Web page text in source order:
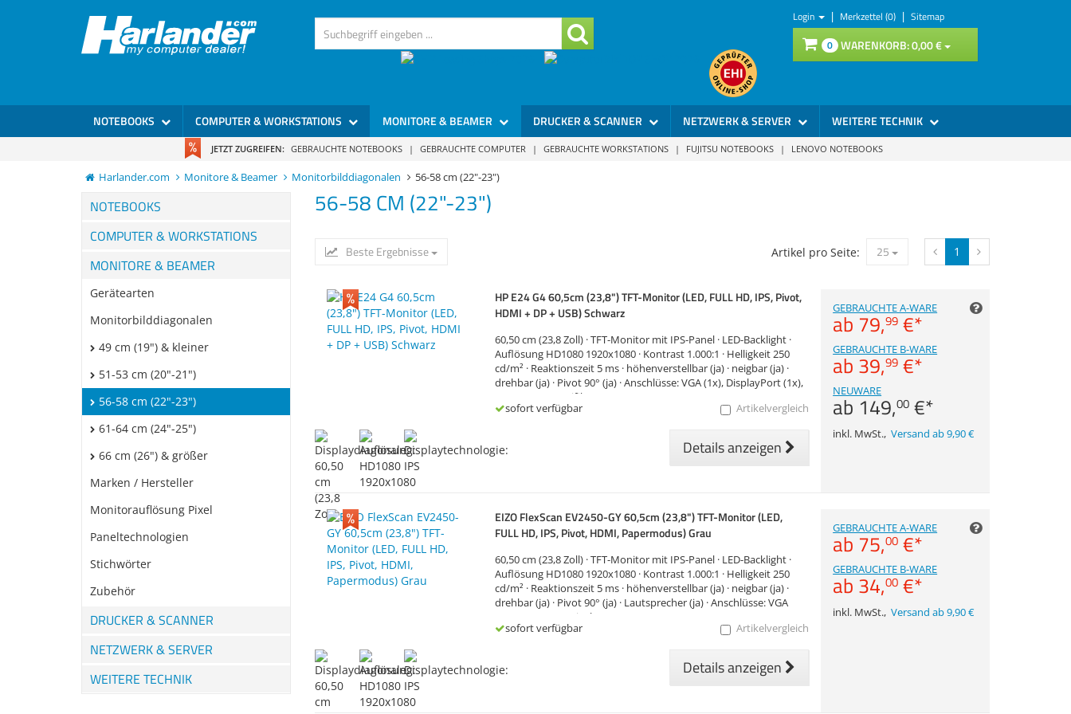
Login | Merkzettel (0) | Sitemap
0 WARENKORB:0,00€
NOTEBOOKS COMPUTER & WORKSTATIONS MONITORE & BEAMER DRUCKER & SCANNER NETZWERK & SERVER WEITERE TECHNIK
JETZT ZUGREIFEN: GEBRAUCHTE NOTEBOOKS | GEBRAUCHTE COMPUTER | GEBRAUCHTE WORKSTATIONS | FUJITSU NOTEBOOKS | LENOVO NOTEBOOKS
Harlander.com Monitore & Beamer Monitorbilddiagonalen 56-58 cm (22"-23")
NOTEBOOKS
COMPUTER & WORKSTATIONS
MONITORE & BEAMER
Gerätearten
Monitorbilddiagonalen
49 cm (19") & kleiner
51-53 cm (20"-21")
56-58 cm (22"-23")
61-64 cm (24"-25")
66 cm (26") & größer
Marken / Hersteller
Monitorauflösung Pixel
Paneltechnologien
Stichwörter
Zubehör
DRUCKER & SCANNER
NETZWERK & SERVER
WEITERE TECHNIK
56-58 CM (22"-23")
Beste Ergebnisse 1
Artikel pro Seite: 25
HP E24 G4 60,5cm (23,8") TFT-Monitor (LED, FULL HD, IPS, Pivot,
HDMI + DP + USB) Schwarz
60,50 cm (23,8 Zoll) · TFT-Monitor mit IPS-Panel · LED-Backlight ·
Auflösung HD1080 1920x1080 · Kontrast 1.000:1 · Helligkeit 250
cd/m² · Reaktionszeit 5 ms · höhenverstellbar (ja) · neigbar (ja) ·
drehbar (ja) · Pivot 90° (ja) · Anschlüsse: VGA (1x), DisplayPort (1x),
HDMI (1x), · Zertifikate: Energy Star,…
sofort verfügbar
Artikelvergleich
Details anzeigen
GEBRAUCHTE A-WARE
ab 79,99 €*
GEBRAUCHTE B-WARE
ab 39,99 €*
NEUWARE
ab 149,00 €*
inkl. MwSt.,Versand ab 9,90 €
EIZO FlexScan EV2450-GY 60,5cm (23,8") TFT-Monitor (LED,
FULL HD, IPS, Pivot, HDMI, Papermodus) Grau
60,50 cm (23,8 Zoll) · TFT-Monitor mit IPS-Panel · LED-Backlight ·
Auflösung HD1080 1920x1080 · Kontrast 1.000:1 · Helligkeit 250
cd/m² · Reaktionszeit 5 ms · höhenverstellbar (ja) · neigbar (ja) ·
drehbar (ja) · Pivot 90° (ja) · Lautsprecher (ja) · Anschlüsse: VGA
(1x), DVI-D (1x), DisplayPort (1x), HDMI…
sofort verfügbar
Artikelvergleich
Details anzeigen
GEBRAUCHTE A-WARE
ab 75,00 €*
GEBRAUCHTE B-WARE
ab 34,00 €*
inkl. MwSt.,Versand ab 9,90 €